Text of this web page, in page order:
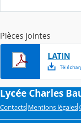
Pièces jointes
LATIN
Lycée Charles
Contacts Mentions légales